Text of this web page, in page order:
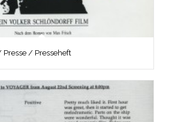
Presse / Presseheft